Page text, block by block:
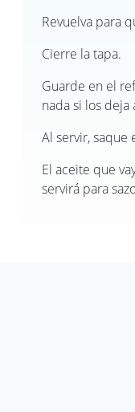
Revuelva para
Cierre la tapa.
Guarde en el
nada si los deja
Al servir, saque
El aceite que
servirá para